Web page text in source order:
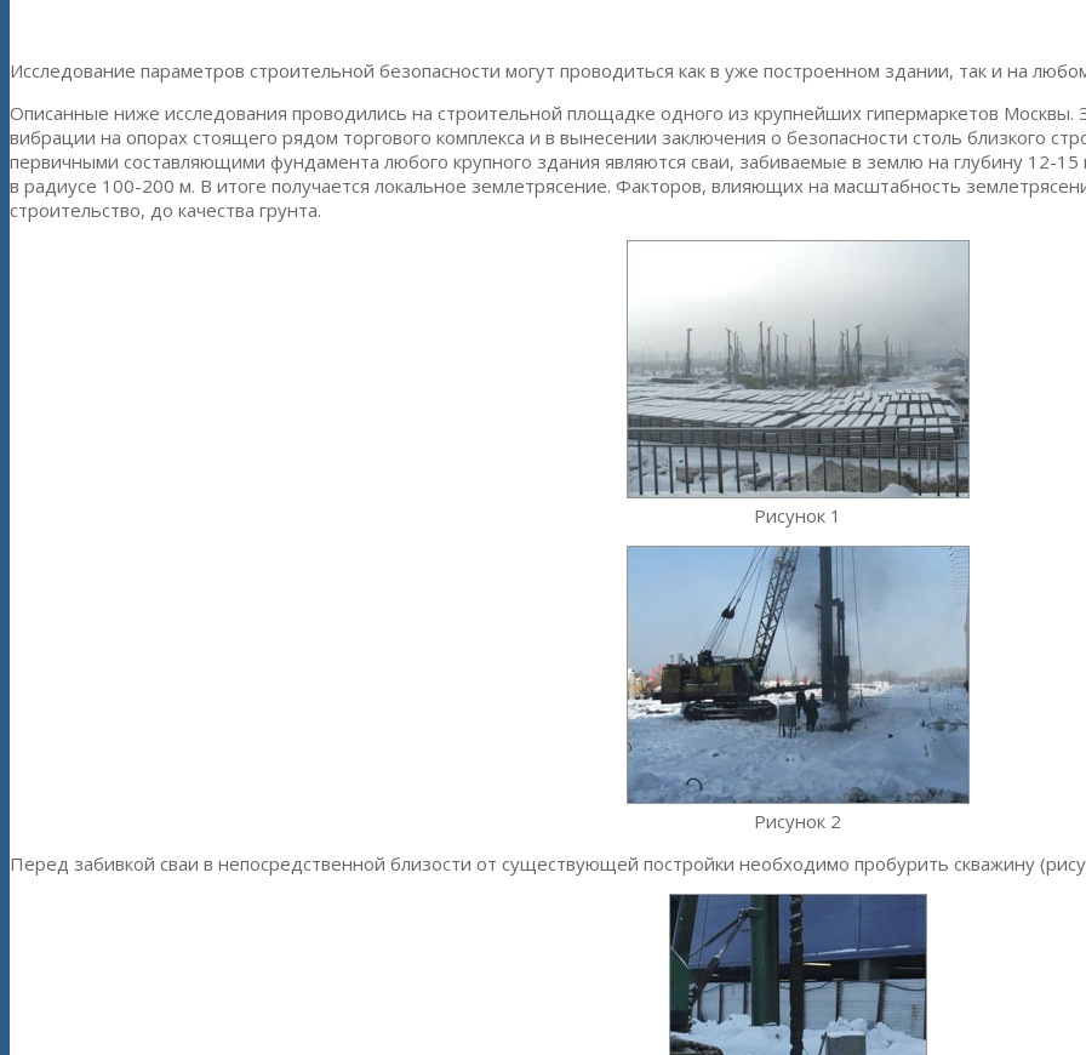
Исследование параметров строительной безопасности могут проводиться как в уже построенном здании, так и на
Описанные ниже исследования проводились на строительной площадке одного из крупнейших гипермаркетов Москвы.
вибрации на опорах стоящего рядом торгового комплекса и в вынесении заключения о безопасности столь близкого
первичными составляющими фундамента любого крупного здания являются сваи, забиваемые в землю на глубину 12-15
в радиусе 100-200 м. В итоге получается локальное землетрясение. Факторов, влияющих на масштабность
строительство, до качества грунта.
Рисунок 1
Рисунок 2
Перед забивкой сваи в непосредственной близости от существующей постройки необходимо пробурить скважину